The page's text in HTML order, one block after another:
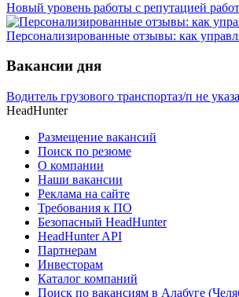
Новый уровень работы с репутацией
Персонализированные отзывы: как
Вакансии дня
Водитель грузового транспортаз/п не
HeadHunter
Размещение вакансий
Поиск по резюме
О компании
Наши вакансии
Реклама на сайте
Требования к ПО
Безопасный HeadHunter
HeadHunter API
Партнерам
Инвесторам
Каталог компаний
Поиск по вакансиям в Алабуге